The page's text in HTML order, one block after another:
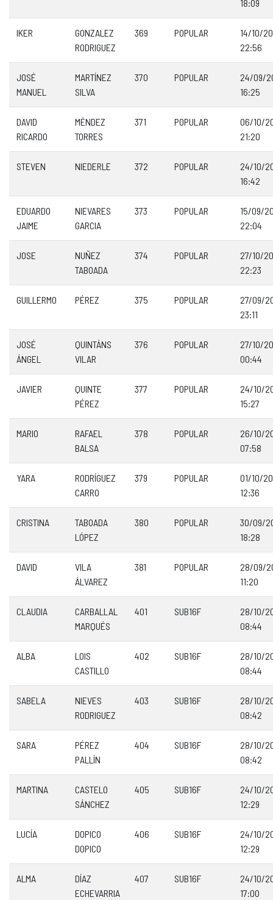
18:09
IKER
GONZALEZ
RODRIGUEZ
369 POPULAR
14/10/
22:56
JOSÉ
MANUEL
MARTÍNEZ
SILVA
370 POPULAR
24/09/
16:25
DAVID
RICARDO
MÉNDEZ
TORRES
371 POPULAR
06/10/
21:20
STEVEN NIEDERLE 372 POPULAR
24/10/
16:42
EDUARDO
JAIME
NIEVARES
GARCIA
373 POPULAR
15/09/
22:04
JOSE
NUÑEZ
TABOADA
374 POPULAR
27/10/
22:23
GUILLERMO PÉREZ 375 POPULAR
27/09/
23:11
JOSÉ
ÁNGEL
QUINTÁNS
VILAR
376 POPULAR
27/10/
00:44
JAVIER
QUINTE
PÉREZ
377 POPULAR
24/10/
15:27
MARIO
RAFAEL
BALSA
378 POPULAR
26/10/
07:58
YARA
RODRÍGUEZ
CARRO
379 POPULAR
01/10/
12:36
CRISTINA
TABOADA
LÓPEZ
380 POPULAR
30/09/
18:28
DAVID
VILA
ÁLVAREZ
381 POPULAR
28/09/
11:20
CLAUDIA
CARBALLAL
MARQUÉS
401 SUB16F
28/10/
08:44
ALBA
LOIS
CASTILLO
402 SUB16F
28/10/
08:44
SABELA
NIEVES
RODRIGUEZ
403 SUB16F
28/10/
08:42
SARA
PÉREZ
PALLÍN
404 SUB16F
28/10/
08:42
MARTINA
CASTELO
SÁNCHEZ
405 SUB16F
24/10/
12:29
LUCÍA
DOPICO
DOPICO
406 SUB16F
24/10/
12:29
ALMA
DÍAZ
ECHEVARRIA
407 SUB16F
24/10/
17:00